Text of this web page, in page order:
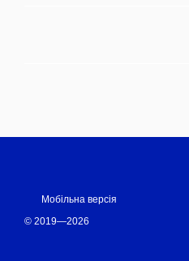
Мобільна версія
© 2019—2026